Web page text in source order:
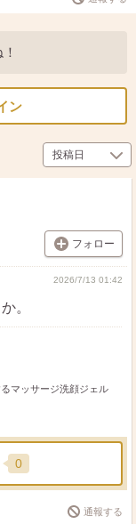
ン
フォロー
2026/7/13 01:42
。
マッサージ洗顔ジェル
0
通報する